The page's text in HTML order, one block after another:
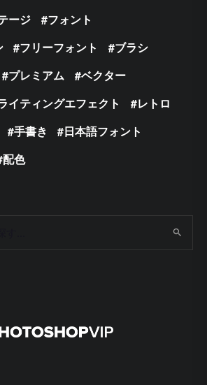
ージ
フォント
フリーフォント
ブラシ
プレミアム
ベクター
イティングエフェクト
レトロ
手書き
日本語フォント
配色